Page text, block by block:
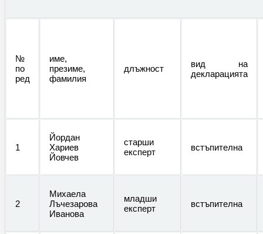
№
по
ред
име,
презиме,
фамилия
длъжност
вид на
декларацията
1
Йордан
Хариев
Йовчев
старши
експерт
встъпителна
2
Михаела
Лъчезарова
Иванова
младши
експерт
встъпителна